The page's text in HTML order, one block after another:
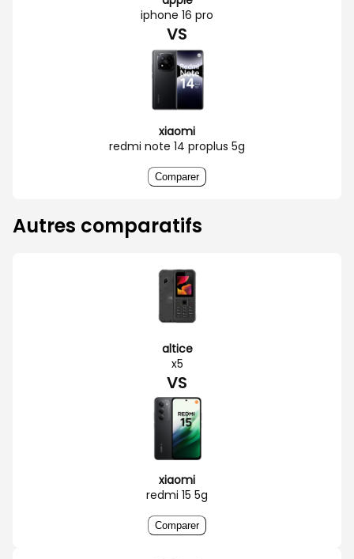
iphone 16 pro
VS
xiaomi
redmi note 14 proplus 5g
Comparer
Autres comparatifs
altice
x5
VS
xiaomi
redmi 15 5g
Comparer